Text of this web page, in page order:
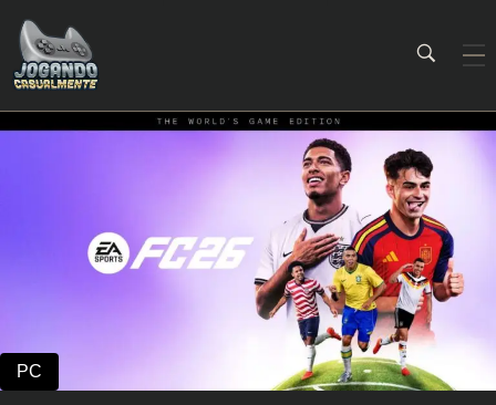
Jogando Casualmente